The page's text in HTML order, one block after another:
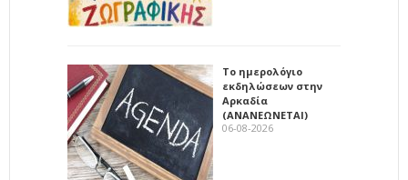
Το ημερολόγιο
εκδηλώσεων στην
Αρκαδία
(ΑΝΑΝΕΩΝΕΤΑΙ)
06-08-2026